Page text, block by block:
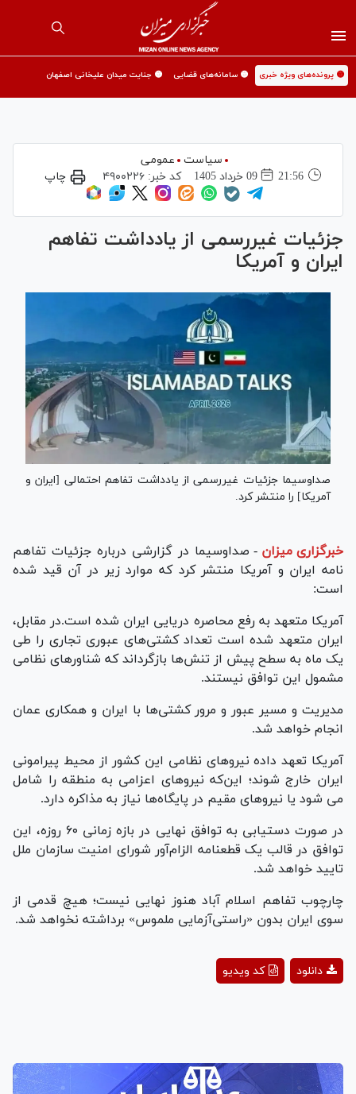
🟡 پرونده‌های ویژه خبری 🟡 سامانه‌های قضایی 🟡 جنایت میدان علیخانی اصفهان
سیاست
عمومی
21:56
09 خرداد 1405 کد خبر: ۴۹۰۰۲۲۶ چاپ
جزئیات غیررسمی از یادداشت تفاهم
ایران و آمریکا
صداوسیما جزئیات غیررسمی از یادداشت تفاهم احتمالی [ایران و
آمریکا] را منتشر کرد.
خبرگزاری میزان - صداوسیما در گزارشی درباره جزئیات تفاهم
نامه ایران و آمریکا منتشر کرد که موارد زیر در آن قید شده
است:
آمریکا متعهد به رفع محاصره دریایی ایران شده است.در مقابل،
ایران متعهد شده است تعداد کشتی‌های عبوری تجاری را طی
یک ماه به سطح پیش از تنش‌ها بازگرداند که شناورهای نظامی
مشمول این توافق نیستند.
مدیریت و مسیر عبور و مرور کشتی‌ها با ایران و همکاری عمان
انجام خواهد شد.
آمریکا تعهد داده نیروهای نظامی این کشور از محیط پیرامونی
ایران خارج شوند؛ این‌که نیروهای اعزامی به منطقه را شامل
می شود یا نیروهای مقیم در پایگاه‌ها نیاز به مذاکره دارد.
در صورت دستیابی به توافق نهایی در بازه زمانی ۶۰ روزه، این
توافق در قالب یک قطعنامه الزام‌آور شورای امنیت سازمان ملل
تایید خواهد شد.
چارچوب تفاهم اسلام آباد هنوز نهایی نیست؛ هیچ قدمی از
سوی ایران بدون «راستی‌آزمایی ملموس» برداشته نخواهد شد.
Playکد ویدیو دانلود